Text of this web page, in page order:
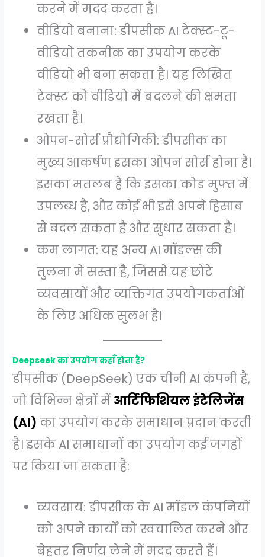
करने में मदद करता है।
वीडियो बनाना: डीपसीक AI टेक्स्ट-टू-
वीडियो तकनीक का उपयोग करके
वीडियो भी बना सकता है। यह लिखित
टेक्स्ट को वीडियो में बदलने की क्षमता
रखता है।
ओपन-सोर्स प्रौद्योगिकी: डीपसीक का
मुख्य आकर्षण इसका ओपन सोर्स होना है।
इसका मतलब है कि इसका कोड मुफ्त में
उपलब्ध है, और कोई भी इसे अपने हिसाब
से बदल सकता है और सुधार सकता है।
कम लागत: यह अन्य AI मॉडल्स की
तुलना में सस्ता है, जिससे यह छोटे
व्यवसायों और व्यक्तिगत उपयोगकर्ताओं
के लिए अधिक सुलभ है।
Deepseek का उपयोग कहाँ होता है?
डीपसीक (DeepSeek) एक चीनी AI कंपनी है,
जो विभिन्न क्षेत्रों में आर्टिफिशियल इंटेलिजेंस
(AI) का उपयोग करके समाधान प्रदान करती
है। इसके AI समाधानों का उपयोग कई जगहों
पर किया जा सकता है:
व्यवसाय: डीपसीक के AI मॉडल कंपनियों
को अपने कार्यों को स्वचालित करने और
बेहतर निर्णय लेने में मदद करते हैं।